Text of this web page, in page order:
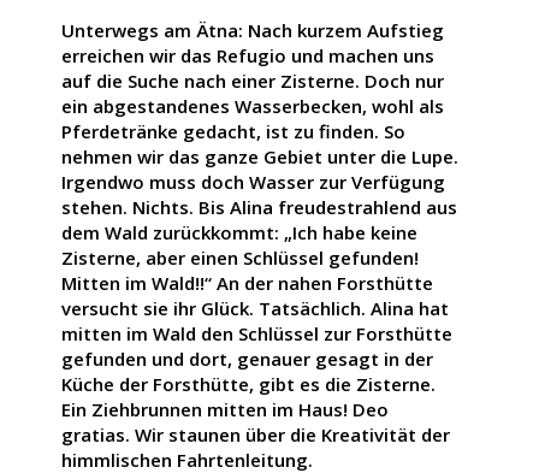
Unterwegs am Ätna: Nach kurzem Aufstieg
erreichen wir das Refugio und machen uns
auf die Suche nach einer Zisterne. Doch nur
ein abgestandenes Wasserbecken, wohl als
Pferdetränke gedacht, ist zu finden. So
nehmen wir das ganze Gebiet unter die Lupe.
Irgendwo muss doch Wasser zur Verfügung
stehen. Nichts. Bis Alina freudestrahlend aus
dem Wald zurückkommt: „Ich habe keine
Zisterne, aber einen Schlüssel gefunden!
Mitten im Wald!!“ An der nahen Forsthütte
versucht sie ihr Glück. Tatsächlich. Alina hat
mitten im Wald den Schlüssel zur Forsthütte
gefunden und dort, genauer gesagt in der
Küche der Forsthütte, gibt es die Zisterne.
Ein Ziehbrunnen mitten im Haus! Deo
gratias. Wir staunen über die Kreativität der
himmlischen Fahrtenleitung.